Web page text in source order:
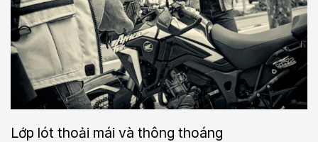
Lớp lót thoải mái và thông thoáng